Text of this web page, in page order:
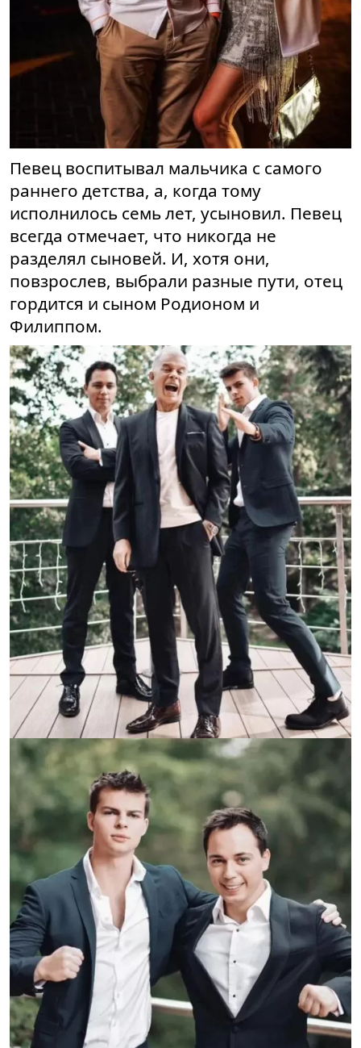
Певец воспитывал мальчика с самого
раннего детства, а, когда тому
исполнилось семь лет, усыновил. Певец
всегда отмечает, что никогда не
разделял сыновей. И, хотя они,
повзрослев, выбрали разные пути, отец
гордится и сыном Родионом и
Филиппом.